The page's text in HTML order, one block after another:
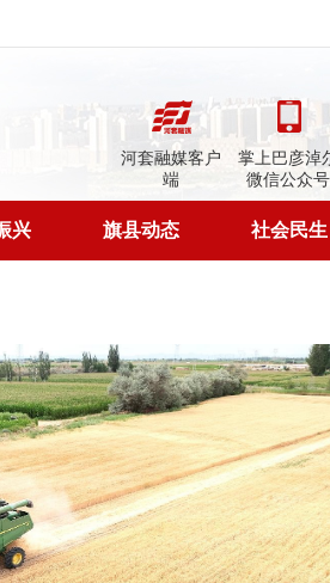
河套融媒客户
端
掌上巴彦淖
微信公众号
兴 旗县动态 社会民生